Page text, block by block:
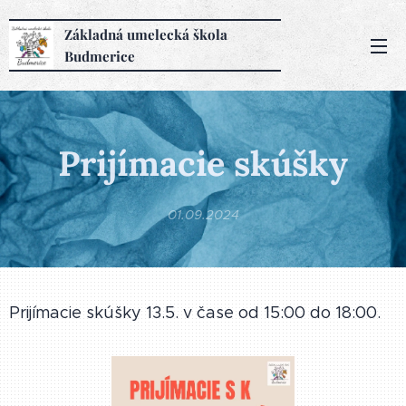
Základnáumelecká škola
Budmerice
Prijímacie skúšky
01.09.2024
Prijímacie skúšky 13.5. v čase od 15:00 do 18:00.